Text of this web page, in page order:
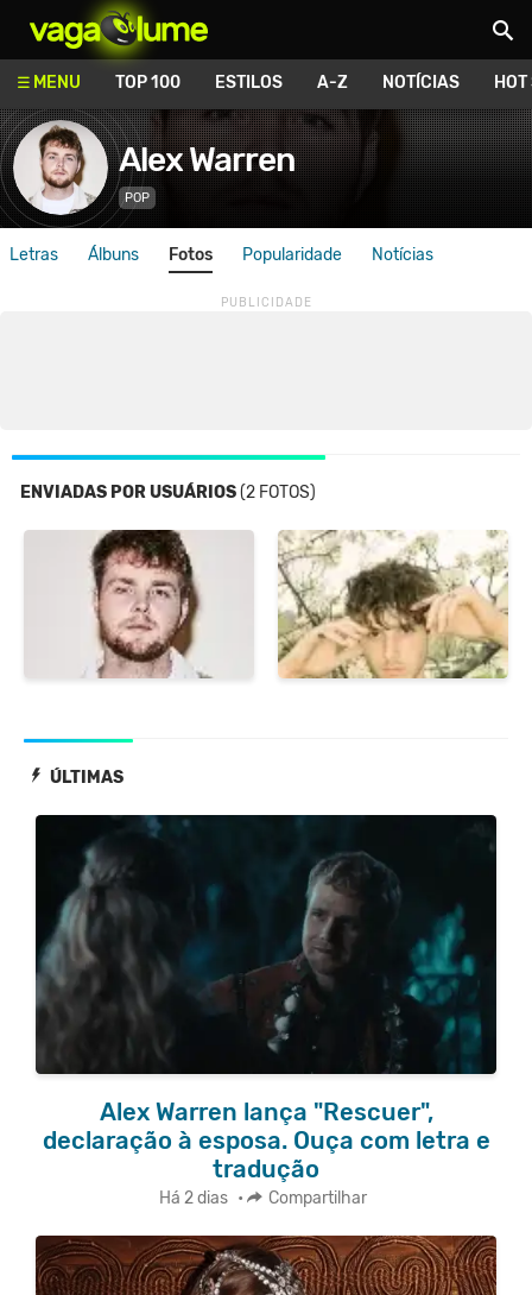
MENU TOP 100 ESTILOS A-Z NOTÍCIAS
Alex Warren
POP
Letras Álbuns Fotos Popularidade Notícias
ENVIADAS POR USUÁRIOS(2 FOTOS)
ÚLTIMAS
Alex Warren lança "Rescuer",
declaração à esposa. Ouça com letra e
tradução
Há 2 dias • Compartilhar